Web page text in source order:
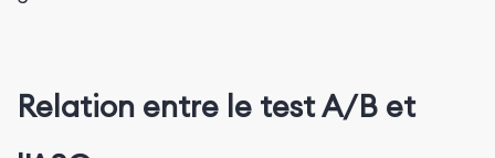
Relation entre le test A/B et